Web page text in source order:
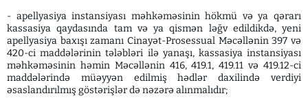
- apellyasiya instansiyası məhkəməsinin hökmü və ya qərarı
kassasiya qaydasında tam və ya qismən ləğv edildikdə, yeni
apellyasiya baxışı zamanı Cinayət-Prosessual Məcəllənin 397 və
420-ci maddələrinin tələbləri ilə yanaşı, kassasiya instansiyası
məhkəməsinin həmin Məcəllənin 416, 419.1, 419.11 və 419.12-ci
maddələrində müəyyən edilmiş hədlər daxilində verdiyi
əsaslandırılmış göstərişlər də nəzərə alınmalıdır;